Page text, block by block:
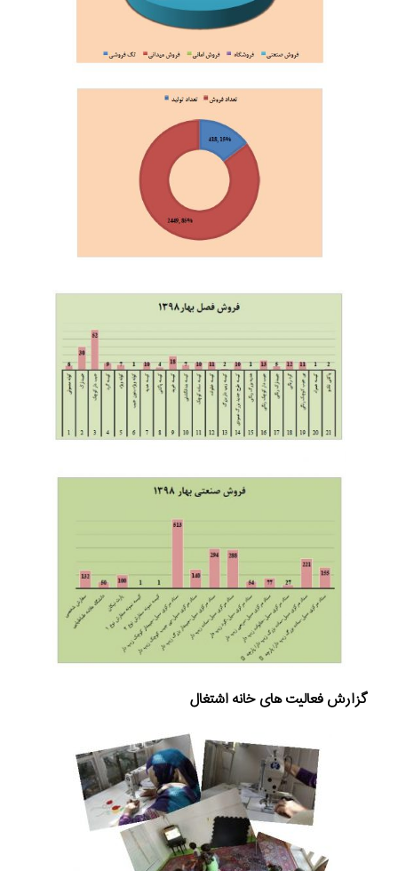
گزارش فعالیت های خانه اشتغال